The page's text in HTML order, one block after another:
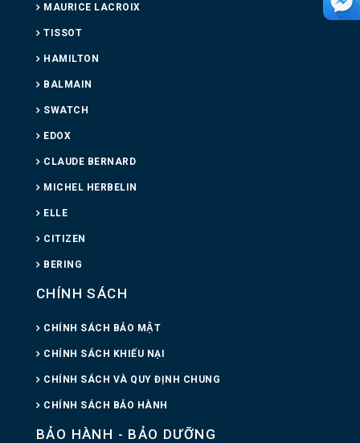
MAURICE LACROIX
TISSOT
HAMILTON
BALMAIN
SWATCH
EDOX
CLAUDE BERNARD
MICHEL HERBELIN
ELLE
CITIZEN
BERING
CHÍNH SÁCH
CHÍNH SÁCH BẢO MẬT
CHÍNH SÁCH KHIẾU NẠI
CHÍNH SÁCH VÀ QUY ĐỊNH CHUNG
CHÍNH SÁCH BẢO HÀNH
BẢO HÀNH - BẢO DƯỠNG